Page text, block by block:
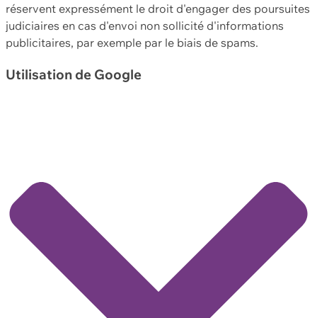
réservent expressément le droit d'engager des poursuites
judiciaires en cas d'envoi non sollicité d'informations
publicitaires, par exemple par le biais de spams.
Utilisation de Google